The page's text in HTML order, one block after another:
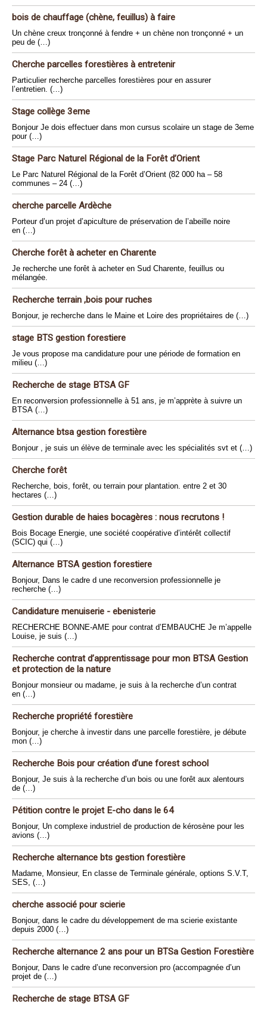
bois de chauffage (chène, feuillus) à faire
Un chène creux tronçonné à fendre + un chène non tronçonné + un
peu de (…)
Cherche parcelles forestières à entretenir
Particulier recherche parcelles forestières pour en assurer
l’entretien. (…)
Stage collège 3eme
Bonjour Je dois effectuer dans mon cursus scolaire un stage de 3eme
pour (…)
Stage Parc Naturel Régional de la Forêt d’Orient
Le Parc Naturel Régional de la Forêt d’Orient (82 000 ha – 58
communes – 24 (…)
cherche parcelle Ardèche
Porteur d’un projet d’apiculture de préservation de l’abeille noire
en (…)
Cherche forêt à acheter en Charente
Je recherche une forêt à acheter en Sud Charente, feuillus ou
mélangée.
Recherche terrain ,bois pour ruches
Bonjour, je recherche dans le Maine et Loire des propriétaires de (…)
stage BTS gestion forestiere
Je vous propose ma candidature pour une période de formation en
milieu (…)
Recherche de stage BTSA GF
En reconversion professionnelle à 51 ans, je m’apprète à suivre un
BTSA (…)
Alternance btsa gestion forestière
Bonjour , je suis un élève de terminale avec les spécialités svt et (…)
Cherche forêt
Recherche, bois, forêt, ou terrain pour plantation. entre 2 et 30
hectares (…)
Gestion durable de haies bocagères : nous recrutons !
Bois Bocage Energie, une société coopérative d’intérêt collectif
(SCIC) qui (…)
Alternance BTSA gestion forestiere
Bonjour, Dans le cadre d une reconversion professionnelle je
recherche (…)
Candidature menuiserie - ebenisterie
RECHERCHE BONNE-AME pour contrat d’EMBAUCHE Je m’appelle
Louise, je suis (…)
Recherche contrat d’apprentissage pour mon BTSA Gestion
et protection de la nature
Bonjour monsieur ou madame, je suis à la recherche d’un contrat
en (…)
Recherche propriété forestière
Bonjour, je cherche à investir dans une parcelle forestière, je débute
mon (…)
Recherche Bois pour création d’une forest school
Bonjour, Je suis à la recherche d’un bois ou une forêt aux alentours
de (…)
Pétition contre le projet E-cho dans le 64
Bonjour, Un complexe industriel de production de kérosène pour les
avions (…)
Recherche alternance bts gestion forestière
Madame, Monsieur, En classe de Terminale générale, options S.V.T,
SES, (…)
cherche associé pour scierie
Bonjour, dans le cadre du développement de ma scierie existante
depuis 2000 (…)
Recherche alternance 2 ans pour un BTSa Gestion Forestière
Bonjour, Dans le cadre d’une reconversion pro (accompagnée d’un
projet de (…)
Recherche de stage BTSA GF